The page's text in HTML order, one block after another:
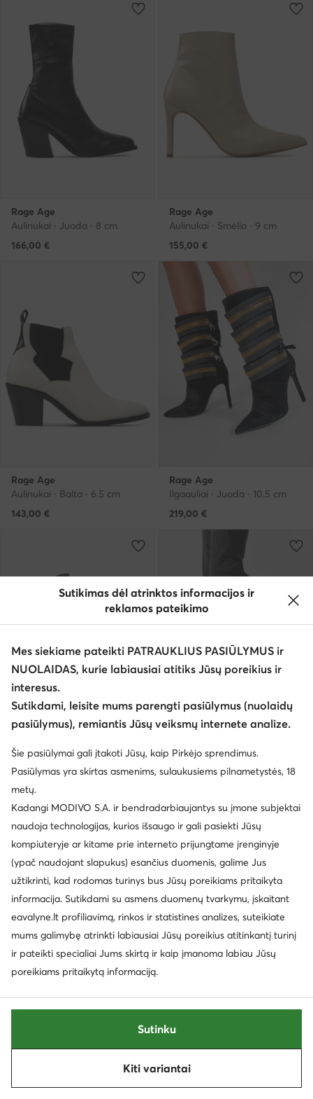
Rage Age
Aulinukai · Juoda · 8 cm
166,00 €
Rage Age
Aulinukai · Smėlio · 9 cm
155,00 €
Rage Age
Aulinukai · Balta · 6.5 cm
143,00 €
Rage Age
Ilgaauliai · Juoda · 10.5 cm
219,00 €
Rage Age
Aulinukai · Juoda
Rage Age
Štibletai · Juoda
169,99€
Štibletai · Ruda
159,99€
Sutikimas dėl atrinktos informacijos ir
reklamos pateikimo
Mes siekiame pateikti PATRAUKLIUS PASIŪLYMUS ir
NUOLAIDAS, kurie labiausiai atitiks Jūsų poreikius ir
interesus.
Sutikdami, leisite mums parengti pasiūlymus (nuolaidų
pasiūlymus), remiantis Jūsų veiksmų internete analize.
Šie pasiūlymai gali įtakoti Jūsų, kaip Pirkėjo sprendimus.
Pasiūlymas yra skirtas asmenims, sulaukusiems pilnametystės, 18
metų.
Kadangi MODIVO S.A. ir bendradarbiaujantys su įmone subjektai
naudoja technologijas, kurios išsaugo ir gali pasiekti Jūsų
kompiuteryje ar kitame prie interneto prijungtame įrenginyje
(ypač naudojant slapukus) esančius duomenis, galime Jus
užtikrinti, kad rodomas turinys bus Jūsų poreikiams pritaikyta
informacija. Sutikdami su asmens duomenų tvarkymu, įskaitant
eavalyne.lt profiliavimą, rinkos ir statistines analizes, suteikiate
mums galimybę atrinkti labiausiai Jūsų poreikius atitinkantį turinį
ir pateikti specialiai Jums skirtą ir kaip įmanoma labiau Jūsų
poreikiams pritaikytą informaciją.
Kiti variantai
Sutinku